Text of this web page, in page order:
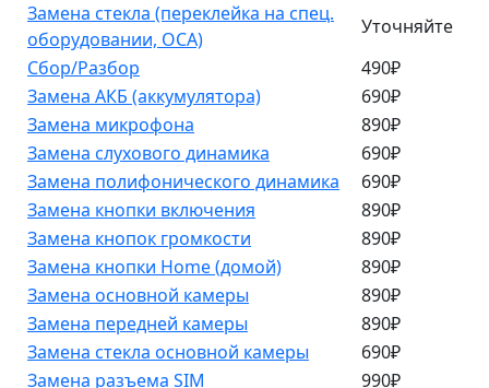
Замена стекла (переклейка на спец.
оборудовании, OCA)
Уточняйте
Сбор/Разбор
490₽
Замена АКБ (аккумулятора)
690₽
Замена микрофона
890₽
Замена слухового динамика
690₽
Замена полифонического динамика
690₽
Замена кнопки включения
890₽
Замена кнопок громкости
890₽
Замена кнопки Home (домой)
890₽
Замена основной камеры
890₽
Замена передней камеры
890₽
Замена стекла основной камеры
690₽
Замена разъема SIM
990₽